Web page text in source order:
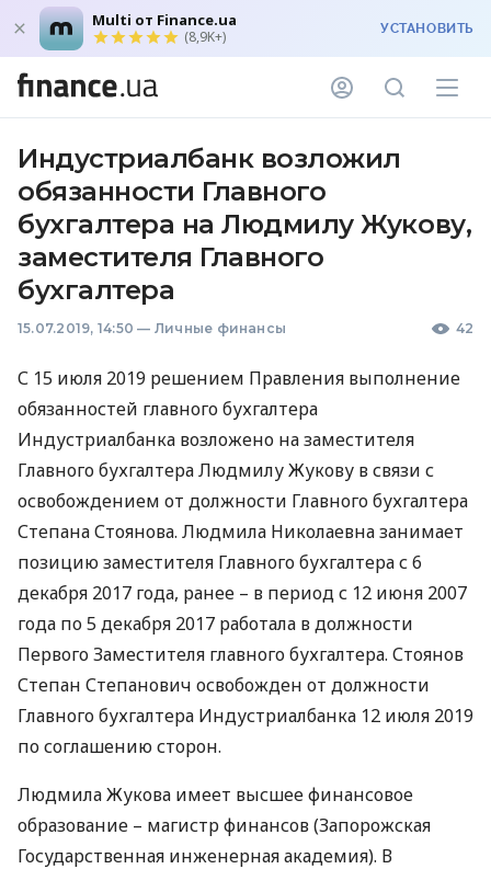
Multi от Finance.ua
(8,9K+) УСТАНОВИТЬ
Индустриалбанк возложил
обязанности Главного
бухгалтера на Людмилу Жукову,
заместителя Главного
бухгалтера
15.07.2019, 14:50 — Личные финансы 42
С 15 июля 2019 решением Правления выполнение
обязанностей главного бухгалтера
Индустриалбанка возложено на заместителя
Главного бухгалтера Людмилу Жукову в связи с
освобождением от должности Главного бухгалтера
Степана Стоянова. Людмила Николаевна занимает
позицию заместителя Главного бухгалтера с 6
декабря 2017 года, ранее – в период с 12 июня 2007
года по 5 декабря 2017 работала в должности
Первого Заместителя главного бухгалтера. Стоянов
Степан Степанович освобожден от должности
Главного бухгалтера Индустриалбанка 12 июля 2019
по соглашению сторон.
Людмила Жукова имеет высшее финансовое
образование – магистр финансов (Запорожская
Государственная инженерная академия). В